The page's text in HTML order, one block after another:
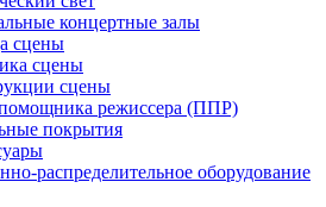
концертные залы
сцены
сцены
сцены
режиссера (ППР)
покрытия
распределительное оборудование